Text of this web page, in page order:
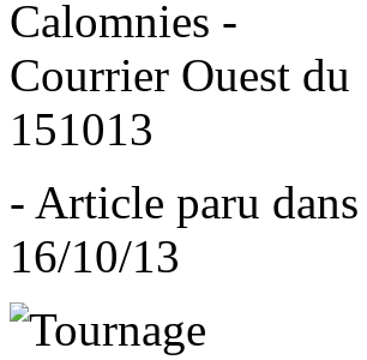
- Article paru
16/10/13